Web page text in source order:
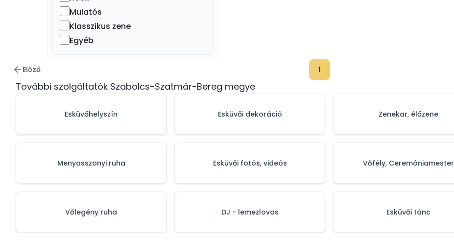
Mulatós
Klasszikus zene
Egyéb
Előző 1
További szolgáltatók Szabolcs-Szatmár-Bereg megye
Esküvőhelyszín
Menyasszonyi ruha
Vőlegény ruha
Esküvői dekoráció
Esküvői fotós, videós
DJ - lemezlovas
Zenekar, élőzene
Vőfély, Ceremóniamester
Esküvői tánc